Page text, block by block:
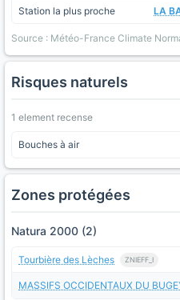
Station la plus proche LA
Source : Météo-France Climate
Risques naturels
1 element recense
Bouches à air
Zones protégées
Natura 2000 (2)
Tourbière des Lèches ZNIEFF_I
MASSIFS OCCIDENTAUX DU